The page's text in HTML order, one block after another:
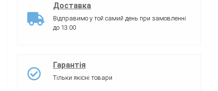
Доставка
Відправимо у той самий день при замовленні
до 13:00
Гарантія
Тільки якісні товари